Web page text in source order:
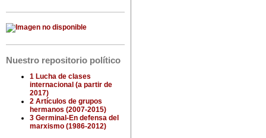
Nuestro repositorio político
1 Lucha de clases
internacional (a partir de
2017)
2 Artículos de grupos
hermanos (2007-2015)
3 Germinal-En defensa del
marxismo (1986-2012)